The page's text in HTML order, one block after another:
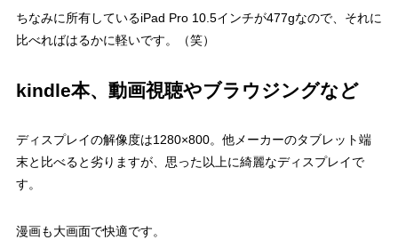
ちなみに所有しているiPad Pro 10.5インチが477gなので、それに
比べればはるかに軽いです。（笑）
kindle本、動画視聴やブラウジングなど
ディスプレイの解像度は1280×800。他メーカーのタブレット端
末と比べると劣りますが、思った以上に綺麗なディスプレイで
す。
漫画も大画面で快適です。